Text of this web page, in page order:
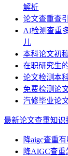
解析
论文查重查
AI检测查重
儿
本科论文初
在职研究生
论文检测本
免费检测论
汽修毕业论
最新论文查重知识
降aigc查重
降AIGC查